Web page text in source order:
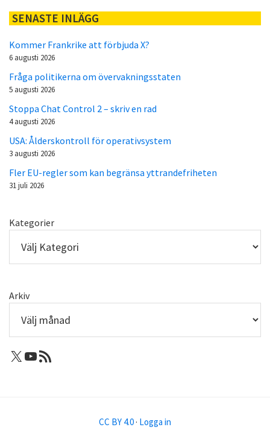
SENASTE INLÄGG
Kommer Frankrike att förbjuda X?
6 augusti 2026
Fråga politikerna om övervakningsstaten
5 augusti 2026
Stoppa Chat Control 2 – skriv en rad
4 augusti 2026
USA: Ålderskontroll för operativsystem
3 augusti 2026
Fler EU-regler som kan begränsa yttrandefriheten
31 juli 2026
Kategorier
Arkiv
X: Femtejuli
Youtube
RSS-flöde
CC BY 4.0 · Logga in